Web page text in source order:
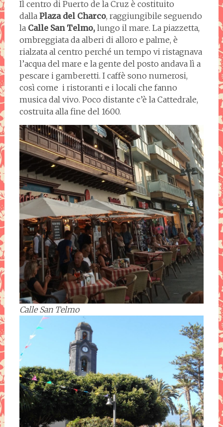
Il centro di Puerto de la Cruz è costituito
dalla Plaza del Charco, raggiungibile seguendo
la Calle San Telmo,lungo il mare. La piazzetta,
ombreggiata da alberi di alloro e palme, è
rialzata al centro perché un tempo vi ristagnava
l’acqua del mare e la gente del posto andava lì a
pescare i gamberetti. I caffè sono numerosi,
così come i ristoranti e i locali che fanno
musica dal vivo. Poco distante c’è la Cattedrale,
costruita alla fine del 1600.
Calle San Telmo